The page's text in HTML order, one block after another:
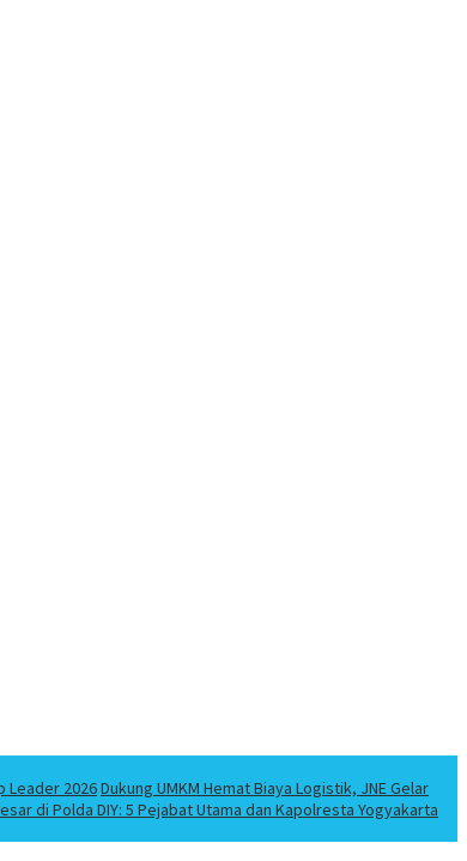
Leader 2026Dukung UMKM Hemat Biaya Logistik, JNE Gelar
di Polda DIY: 5 Pejabat Utama dan Kapolresta Yogyakarta